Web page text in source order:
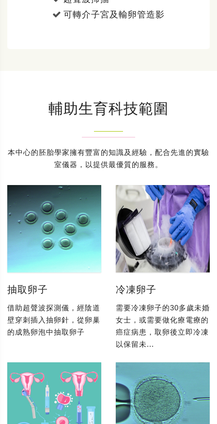
可轉介子宮及輸卵管造影
輔助生育科技範圍
本中心的胚胎學家擁有豐富的知識及經驗，配合先進的實驗
室儀器，以提供最優質的服務。
抽取卵子
借助超聲波探測儀，經陰道
壁穿刺插入抽卵針，從卵巢
的成熟卵泡中抽取卵子
冷凍卵子
需要冷凍卵子的30多歲未婚
女士，或需要做化療電療的
癌症病患，取卵後立即冷凍
以保留未...